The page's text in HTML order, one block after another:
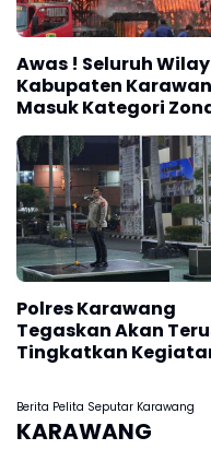
Awas ! Seluruh
Kabupaten
Masuk Kategori
Berdasarkan
Penyusunan RISPK
Polres Karawang
Tegaskan Akan
Tingkatkan
Keamanan dan
Ketertiban
Berita Pelita Seputar Karawang
KARAWANG